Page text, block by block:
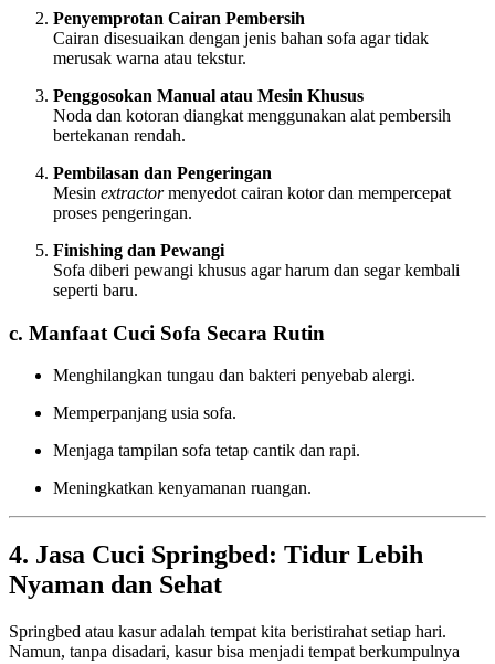
Penyemprotan Cairan Pembersih
Cairan disesuaikan dengan jenis bahan sofa agar tidak
merusak warna atau tekstur.
Penggosokan Manual atau Mesin Khusus
Noda dan kotoran diangkat menggunakan alat pembersih
bertekanan rendah.
Pembilasan dan Pengeringan
Mesin extractormenyedot cairan kotor dan mempercepat
proses pengeringan.
Finishing dan Pewangi
Sofa diberi pewangi khusus agar harum dan segar kembali
seperti baru.
c. Manfaat Cuci Sofa Secara Rutin
Menghilangkan tungau dan bakteri penyebab alergi.
Memperpanjang usia sofa.
Menjaga tampilan sofa tetap cantik dan rapi.
Meningkatkan kenyamanan ruangan.
4. Jasa Cuci Springbed: Tidur Lebih
Nyaman dan Sehat
Springbed atau kasur adalah tempat kita beristirahat setiap hari.
Namun, tanpa disadari, kasur bisa menjadi tempat berkumpulnya